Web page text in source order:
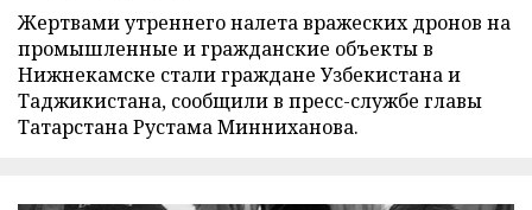
Жертвами утреннего налета вражеских дронов на
промышленные и гражданские объекты в
Нижнекамске стали граждане Узбекистана и
Таджикистана, сообщили в пресс-службе главы
Татарстана Рустама Минниханова.